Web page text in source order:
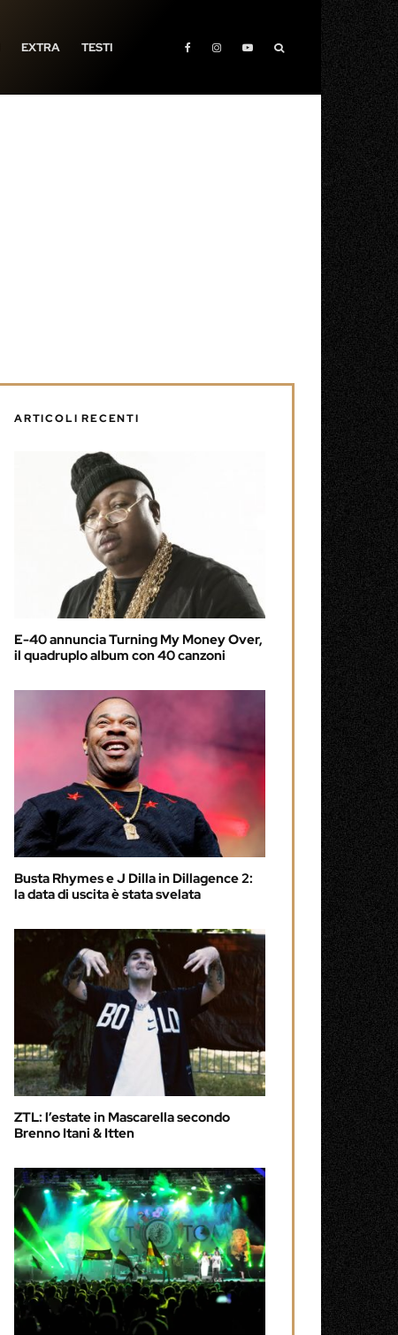
EXTRA TESTI
ARTICOLI RECENTI
E-40 annuncia Turning My Money Over,
il quadruplo album con 40 canzoni
Busta Rhymes e J Dilla in Dillagence 2:
la data di uscita è stata svelata
ZTL: l’estate in Mascarella secondo
Brenno Itani & Itten